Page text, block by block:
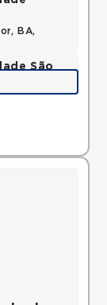
BA,
São
BA,